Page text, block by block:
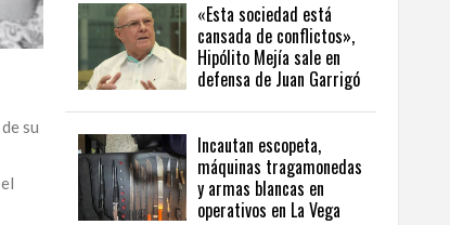
su
«Esta sociedad está
cansada de conflictos»,
Hipólito Mejía sale en
defensa de Juan Garrigó
Incautan escopeta,
máquinas tragamonedas
y armas blancas en
operativos en La Vega